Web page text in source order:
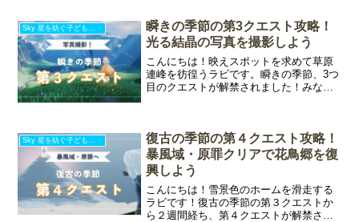
発展することもあるんですよ。今回はパ
リアの恋愛要素について深
Sky 星を紡ぐ子どもたち
瞬きの季節の第3クエスト攻略！
光る結晶の写真を撮影しよう
こんにちは！映えスポットを求めて草原
連峰を彷徨うラビです。瞬きの季節、3つ
目のクエストが解禁されました！みなさ
ること瞬きの季節のク
復古の季節の第４クエスト攻略！
暴風域・原罪クリアで花鳥郷を復
興しよう
こんにちは！雪景色のホームを滑走する
ラビです！復古の季節の第３クエストか
ら２週間経ち、第４クエストが解禁され